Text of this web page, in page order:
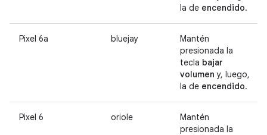
la de encendido.
Pixel 6a bluejay
Mantén
presionada la
tecla bajar
volumen y, luego,
la de encendido.
Pixel 6 oriole
Mantén
presionada la